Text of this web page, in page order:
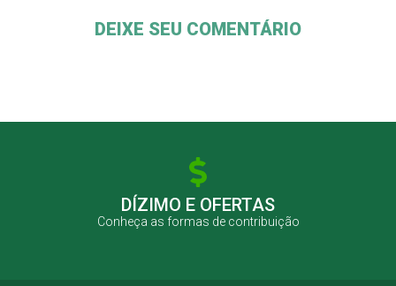
DEIXE SEU COMENTÁRIO
DÍZIMO E OFERTAS
Conheça as formas de contribuição